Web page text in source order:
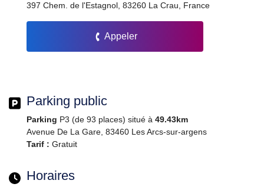
397 Chem. de l'Estagnol, 83260 La Crau, France
Appeler
Parking public
Parking P3 (de 93 places) situé à 49.43km
Avenue De La Gare, 83460 Les Arcs-sur-argens
Tarif : Gratuit
Horaires